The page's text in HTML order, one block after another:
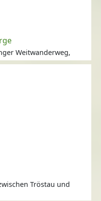
Weitwanderweg,
Tröstau und